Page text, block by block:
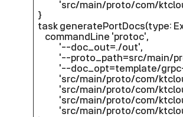
'src/main/proto/com/
}
task generatePortDocs(type:
commandLine 'protoc',
'--doc_out=./out',
'--proto_path=src/main/
'--doc_opt=template/grpc-
'src/main/proto/com/
'src/main/proto/com/
'src/main/proto/com/
'src/main/proto/com/